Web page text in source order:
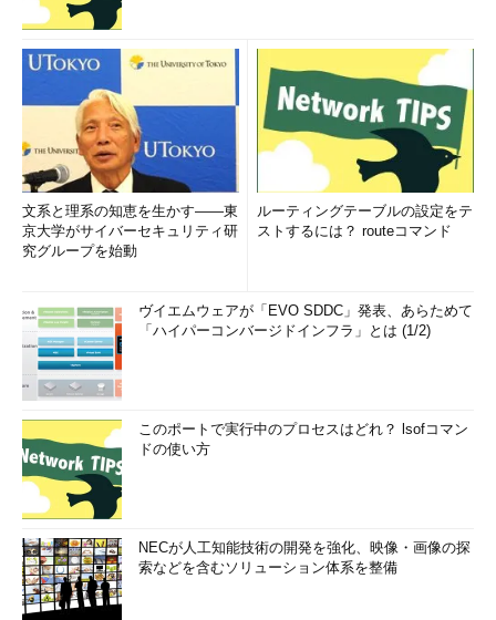
文系と理系の知恵を生かす――東
京大学がサイバーセキュリティ研
究グループを始動
ルーティングテーブルの設定をテ
ストするには？ routeコマンド
ヴイエムウェアが「EVO SDDC」発表、あらためて
「ハイパーコンバージドインフラ」とは (1/2)
このポートで実行中のプロセスはどれ？ lsofコマン
ドの使い方
NECが人工知能技術の開発を強化、映像・画像の探
索などを含むソリューション体系を整備